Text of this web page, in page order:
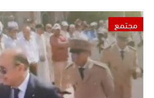
مجتمع